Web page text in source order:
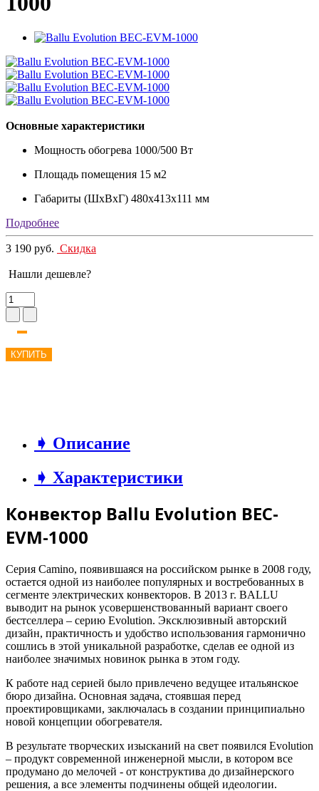
Основные характеристики
Мощность обогрева 1000/500 Вт
Площадь помещения 15 м2
Габариты (ШxВxГ) 480х413х111 мм
Подробнее
3 190 руб. Скидка
Нашли дешевле?
КУПИТЬ
➧ Описание
➧ Характеристики
Конвектор Ballu Evolution BEC-
EVM-1000
Серия Camino, появившаяся на российском рынке в 2008 году,
остается одной из наиболее популярных и востребованных в
сегменте электрических конвекторов. В 2013 г. BALLU
выводит на рынок усовершенствованный вариант своего
бестселлера – серию Evolution. Эксклюзивный авторский
дизайн, практичность и удобство использования гармонично
сошлись в этой уникальной разработке, сделав ее одной из
наиболее значимых новинок рынка в этом году.
К работе над серией было привлечено ведущее итальянское
бюро дизайна. Основная задача, стоявшая перед
проектировщиками, заключалась в создании принципиально
новой концепции обогревателя.
В результате творческих изысканий на свет появился Evolution
– продукт современной инженерной мысли, в котором все
продумано до мелочей - от конструктива до дизайнерского
решения, а все элементы подчинены общей идеологии.